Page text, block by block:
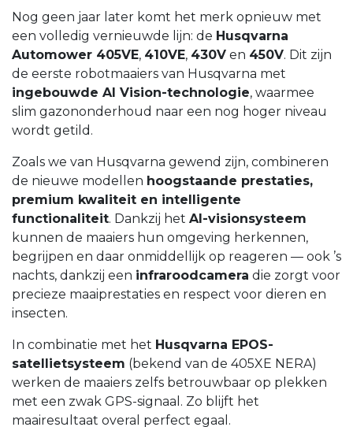
Nog geen jaar later komt het merk opnieuw met
een volledig vernieuwde lijn: de Husqvarna
Automower 405VE, 410VE, 430V en 450V. Dit zijn
de eerste robotmaaiers van Husqvarna met
ingebouwde AI Vision-technologie, waarmee
slim gazononderhoud naar een nog hoger niveau
wordt getild.
Zoals we van Husqvarna gewend zijn, combineren
de nieuwe modellen hoogstaande prestaties,
premium kwaliteit en intelligente
functionaliteit. Dankzij het AI-visionsysteem
kunnen de maaiers hun omgeving herkennen,
begrijpen en daar onmiddellijk op reageren — ook ’s
nachts, dankzij een infraroodcamera die zorgt voor
precieze maaiprestaties en respect voor dieren en
insecten.
In combinatie met het Husqvarna EPOS-
satellietsysteem (bekend van de 405XE NERA)
werken de maaiers zelfs betrouwbaar op plekken
met een zwak GPS-signaal. Zo blijft het
maairesultaat overal perfect egaal.